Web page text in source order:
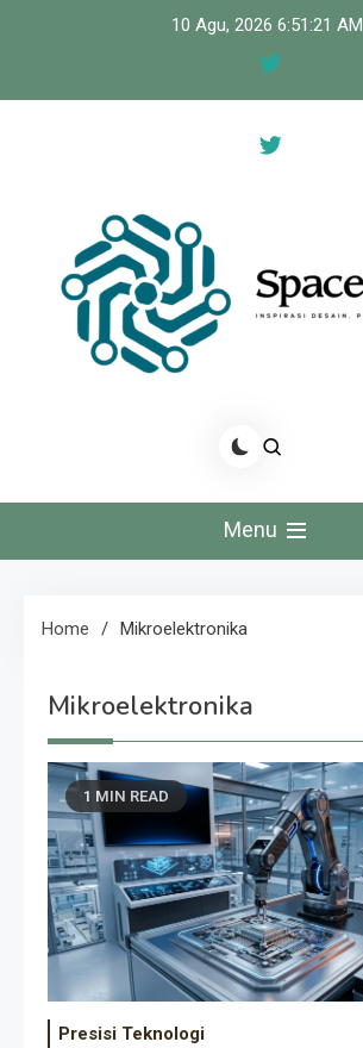
10 Agu, 2026 6:51:21 AM
Space Dmi
Menu
Home Mikroelektronika
Mikroelektronika
1 MIN READ
Presisi Teknologi